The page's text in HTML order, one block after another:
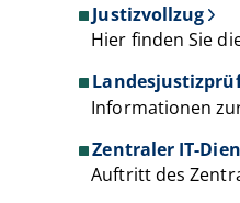
Justizvollzug
Hier finden Sie
Informationen
Zentraler IT-
Auftritt des